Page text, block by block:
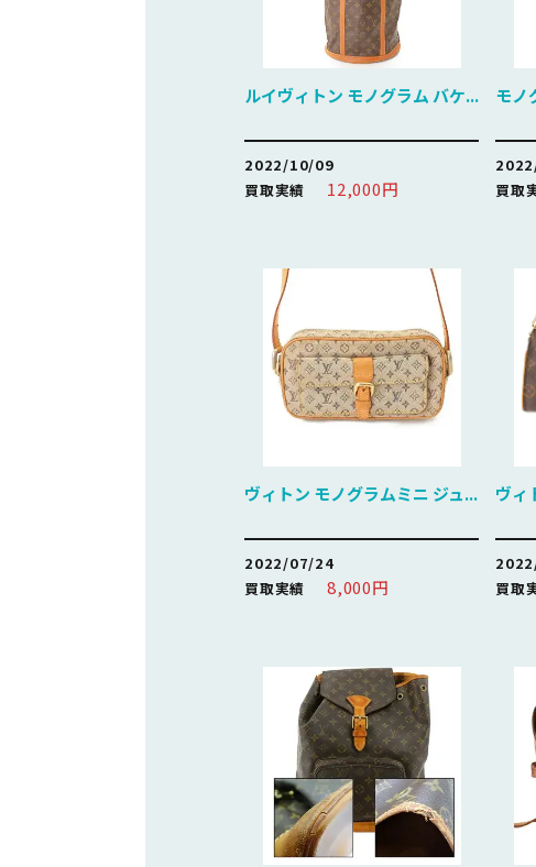
ルイヴィトン モノグラム バケ...
2022/10/09
買取実績
12,000円
モノ
買取
ヴィトン モノグラムミニ ジュ...
2022/07/24
買取実績
8,000円
ヴィ
買取